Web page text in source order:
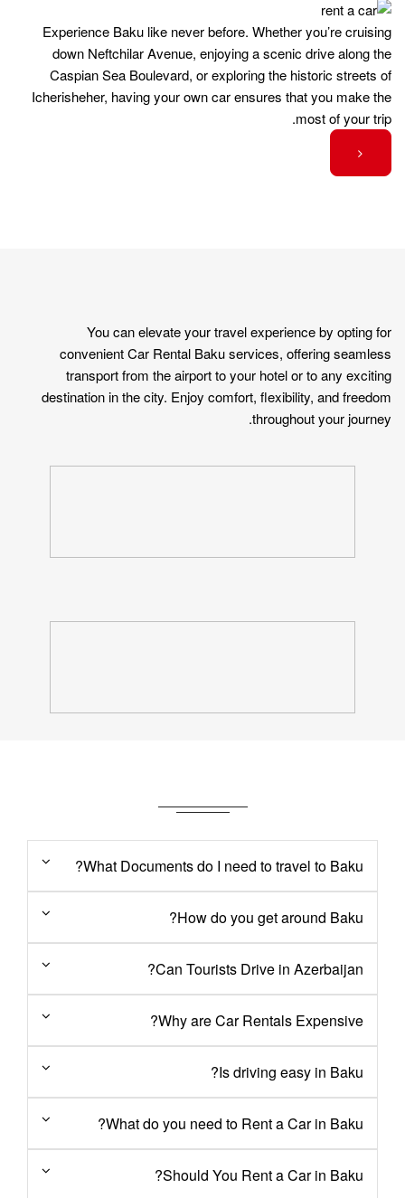
Experience Baku like never before. Whether you’re cruising
down Neftchilar Avenue, enjoying a scenic drive along the
Caspian Sea Boulevard, or exploring the historic streets of
Icherisheher, having your own car ensures that you make the
most of your trip.
You can elevate your travel experience by opting for
convenient Car Rental Baku services, offering seamless
transport from the airport to your hotel or to any exciting
destination in the city. Enjoy comfort, flexibility, and freedom
throughout your journey.
What Documents do I need to travel to Baku?
How do you get around Baku?
Can Tourists Drive in Azerbaijan?
Why are Car Rentals Expensive?
Is driving easy in Baku?
What do you need to Rent a Car in Baku?
Should You Rent a Car in Baku?